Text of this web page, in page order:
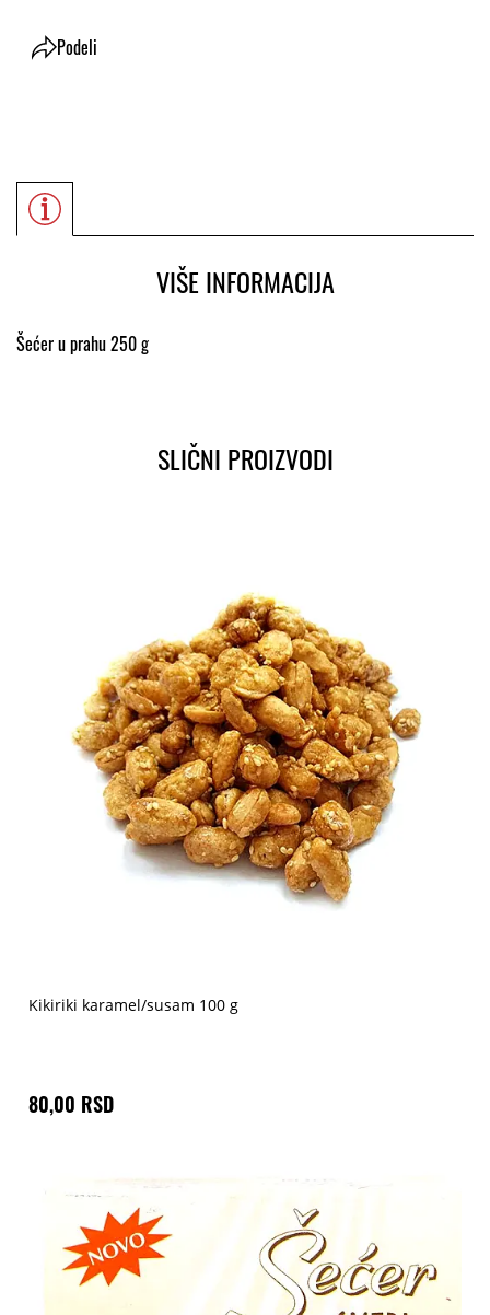
Podeli
VIŠE INFORMACIJA
Šećer u prahu 250 g
SLIČNI PROIZVODI
Kikiriki karamel/susam 100 g
80,00 RSD